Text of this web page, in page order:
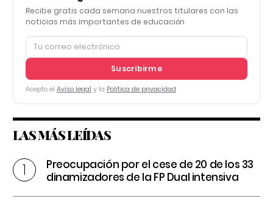
Recibe gratis cada semana nuestros titulares con las
noticias más importantes de educación
Suscribirme
Acepto el Aviso legal y la Política de privacidad
LAS MÁS LEÍDAS
Preocupación por el cese de 20 de los 33
dinamizadores de la FP Dual intensiva